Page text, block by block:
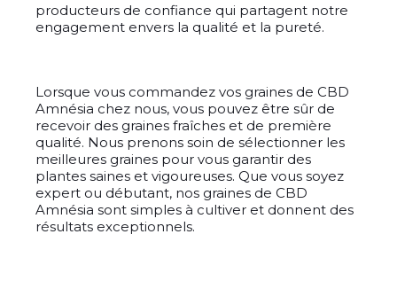
producteurs de confiance qui partagent notre
engagement envers la qualité et la pureté.
Lorsque vous commandez vos graines de CBD
Amnésia chez nous, vous pouvez être sûr de
recevoir des graines fraîches et de première
qualité. Nous prenons soin de sélectionner les
meilleures graines pour vous garantir des
plantes saines et vigoureuses. Que vous soyez
expert ou débutant, nos graines de CBD
Amnésia sont simples à cultiver et donnent des
résultats exceptionnels.